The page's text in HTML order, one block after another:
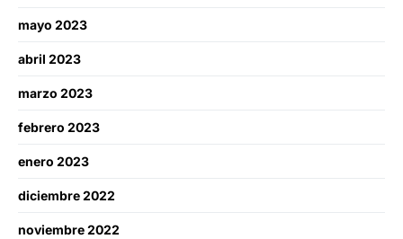
mayo 2023
abril 2023
marzo 2023
febrero 2023
enero 2023
diciembre 2022
noviembre 2022